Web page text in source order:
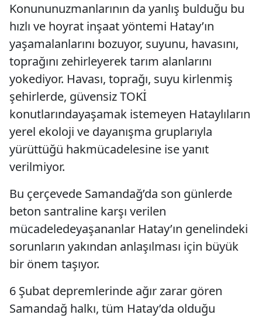
Konununuzmanlarının da yanlış bulduğu bu
hızlı ve hoyrat inşaat yöntemi Hatay’ın
yaşamalanlarını bozuyor, suyunu, havasını,
toprağını zehirleyerek tarım alanlarını
yokediyor. Havası, toprağı, suyu kirlenmiş
şehirlerde, güvensiz TOKİ
konutlarındayaşamak istemeyen Hataylıların
yerel ekoloji ve dayanışma gruplarıyla
yürüttüğü hakmücadelesine ise yanıt
verilmiyor.
Bu çerçevede Samandağ’da son günlerde
beton santraline karşı verilen
mücadeledeyaşananlar Hatay’ın genelindeki
sorunların yakından anlaşılması için büyük
bir önem taşıyor.
6 Şubat depremlerinde ağır zarar gören
Samandağ halkı, tüm Hatay’da olduğu